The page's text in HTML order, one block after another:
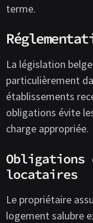
terme.
La législation
particulièrement
établissements
obligations évite
charge appropriée.
locataires
Le propriétaire
logement salubre